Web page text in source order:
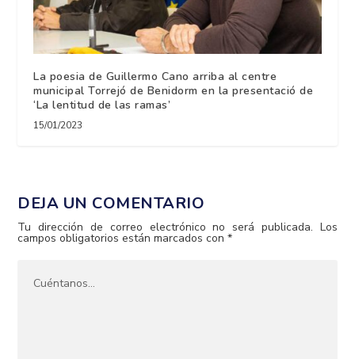
La poesia de Guillermo Cano arriba al centre
municipal Torrejó de Benidorm en la presentació de
‘La lentitud de las ramas’
15/01/2023
DEJA UN COMENTARIO
Tu dirección de correo electrónico no será publicada. Los
campos obligatorios están marcados con*